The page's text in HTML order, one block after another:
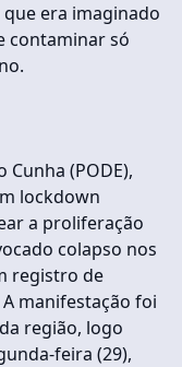
era imaginado
contaminar só
(PODE),
lockdown
a proliferação
colapso nos
registro de
manifestação foi
região, logo
feira (29),